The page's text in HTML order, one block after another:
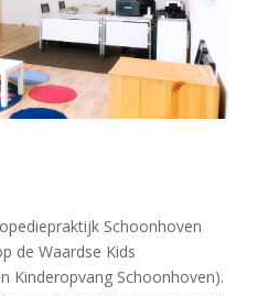
Schoonhoven
de Waardse Kids
Kinderopvang Schoonhoven).